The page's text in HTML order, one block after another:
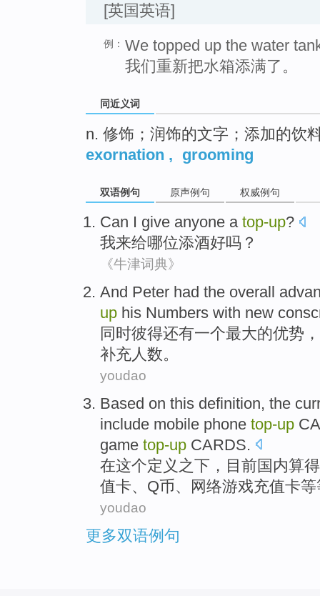
[英国英语]
例： We topped up the water
我们重新把水箱添满了。
同近义词
n. 修饰；润饰的文字；添加的饮
exornation , grooming
双语例句 原声例句 权威例句
Can I give anyone a top-up?
我来给哪位添酒好吗？
《牛津词典》
And Peter had the overall
up his Numbers with new
同时彼得还有一个最大的优势 ，
补充人数。
youdao
Based on this definition, the
include mobile phone top-up
game top-up CARDS.
在这个定义 之下， 目前国内算
值卡、Q币、 网络游戏充值卡
youdao
更多双语例句